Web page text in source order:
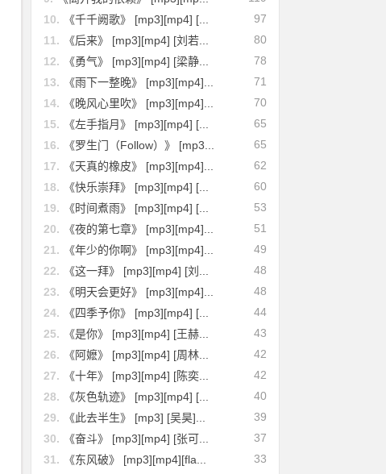
97
10.
《千千阙歌》 [mp3][mp4] [...
80
11.
《后来》 [mp3][mp4] [刘若...
78
12.
《勇气》 [mp3][mp4] [梁静...
71
13.
《雨下一整晚》 [mp3][mp4]...
70
14.
《晚风心里吹》 [mp3][mp4]...
65
15.
《左手指月》 [mp3][mp4] [...
65
16.
《罗生门（Follow）》 [mp3...
62
17.
《天真的橡皮》 [mp3][mp4]...
60
18.
《快乐崇拜》 [mp3][mp4] [...
53
19.
《时间煮雨》 [mp3][mp4] [...
51
20.
《夜的第七章》 [mp3][mp4]...
49
21.
《年少的你啊》 [mp3][mp4]...
48
22.
《这一拜》 [mp3][mp4] [刘...
48
23.
《明天会更好》 [mp3][mp4]...
44
24.
《四季予你》 [mp3][mp4] [...
43
25.
《是你》 [mp3][mp4] [王赫...
42
26.
《阿嬷》 [mp3][mp4] [周林...
42
27.
《十年》 [mp3][mp4] [陈奕...
40
28.
《灰色轨迹》 [mp3][mp4] [...
39
29.
《此去半生》 [mp3] [吴昊]...
37
30.
《奋斗》 [mp3][mp4] [张可...
33
31.
《东风破》 [mp3][mp4][fla...